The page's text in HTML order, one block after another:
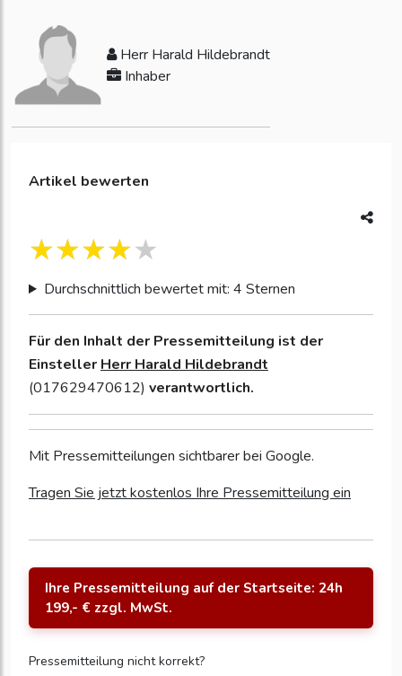
Herr Harald Hildebrandt
Inhaber
Artikel bewerten
Durchschnittlich bewertet mit: 4 Sternen
Für den Inhalt der Pressemitteilung ist der
Einsteller Herr Harald Hildebrandt
(017629470612) verantwortlich.
Mit Pressemitteilungen sichtbarer bei Google.
Tragen Sie jetzt kostenlos Ihre Pressemitteilung ein
Ihre Pressemitteilung auf der Startseite: 24h
199,- € zzgl. MwSt.
Pressemitteilung nicht korrekt?